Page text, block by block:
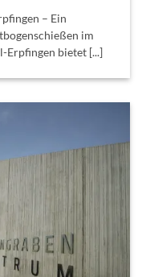
– Ein
im
Erpfingen bietet [...]